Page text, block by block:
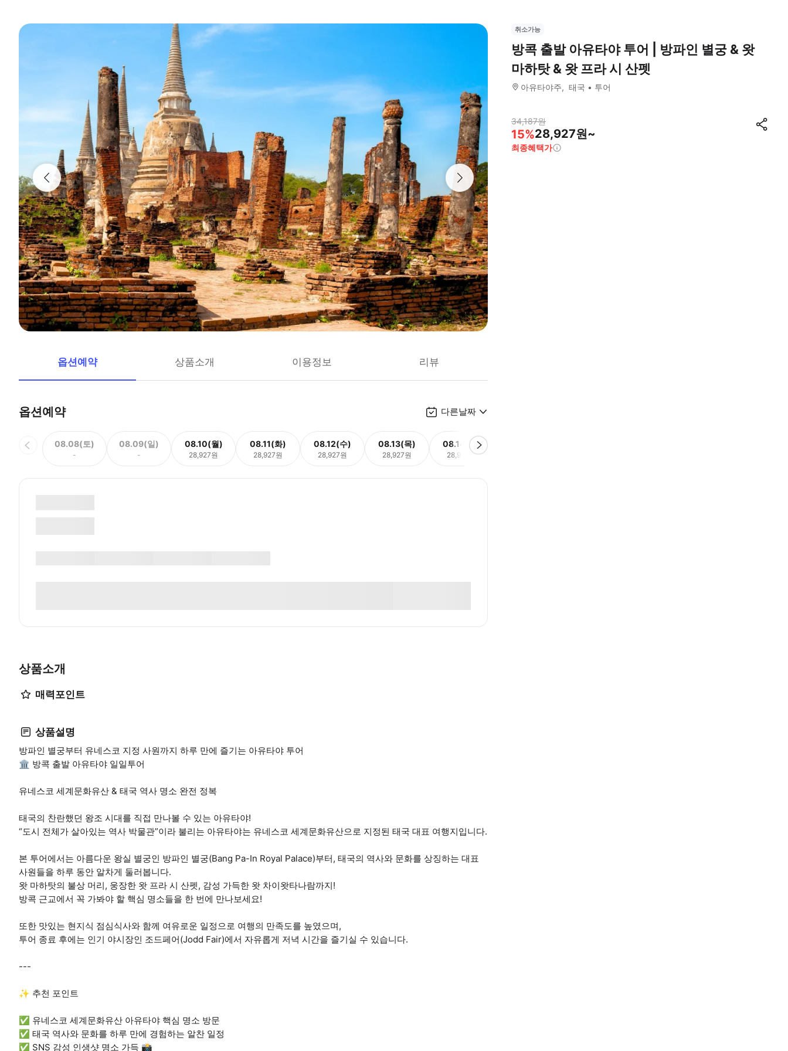
옵션예약 상품소개 이용정보 리뷰
옵션예약 다른날짜
08.08(토)
-
08.09(일)
-
08.10(월)
28,927원
08.11(화)
28,927원
08.12(수)
28,927원
08.13(목)
28,927원
08.14(금)
28,927원
상품소개
매력포인트
상품설명
방파인 별궁부터 유네스코 지정 사원까지 하루 만에 즐기는 아유타야 투어
🏛️ 방콕 출발 아유타야 일일투어
유네스코 세계문화유산 & 태국 역사 명소 완전 정복
태국의 찬란했던 왕조 시대를 직접 만나볼 수 있는 아유타야!
“도시 전체가 살아있는 역사 박물관”이라 불리는 아유타야는 유네스코 세계문화유산으로 지정된 태국 대표 여행지입니다.
본 투어에서는 아름다운 왕실 별궁인 방파인 별궁(Bang Pa-In Royal Palace)부터, 태국의 역사와 문화를 상징하는 대표
사원들을 하루 동안 알차게 둘러봅니다.
왓 마하탓의 불상 머리, 웅장한 왓 프라 시 산펫, 감성 가득한 왓 차이왓타나람까지!
방콕 근교에서 꼭 가봐야 할 핵심 명소들을 한 번에 만나보세요!
또한 맛있는 현지식 점심식사와 함께 여유로운 일정으로 여행의 만족도를 높였으며,
투어 종료 후에는 인기 야시장인 조드페어(Jodd Fair)에서 자유롭게 저녁 시간을 즐기실 수 있습니다.
---
✨ 추천 포인트
✅ 유네스코 세계문화유산 아유타야 핵심 명소 방문
✅ 태국 역사와 문화를 하루 만에 경험하는 알찬 일정
✅ SNS 감성 인생샷 명소 가득 📸
취소가능
방콕 출발 아유타야 투어 | 방파인 별궁 & 왓
마하탓 & 왓 프라 시 산펫
아유타야주 태국 투어
34,187원
15%28,927원~
최종혜택가